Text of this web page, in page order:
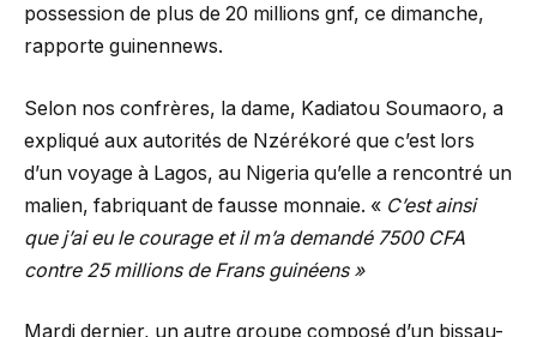
possession de plus de 20 millions gnf, ce dimanche,
rapporte guinennews.
Selon nos confrères, la dame, Kadiatou Soumaoro, a
expliqué aux autorités de Nzérékoré que c’est lors
d’un voyage à Lagos, au Nigeria qu’elle a rencontré un
malien, fabriquant de fausse monnaie. « C’est ainsi
que j’ai eu le courage et il m’a demandé 7500 CFA
contre 25 millions de Frans guinéens »
Mardi dernier, un autre groupe composé d’un bissau-